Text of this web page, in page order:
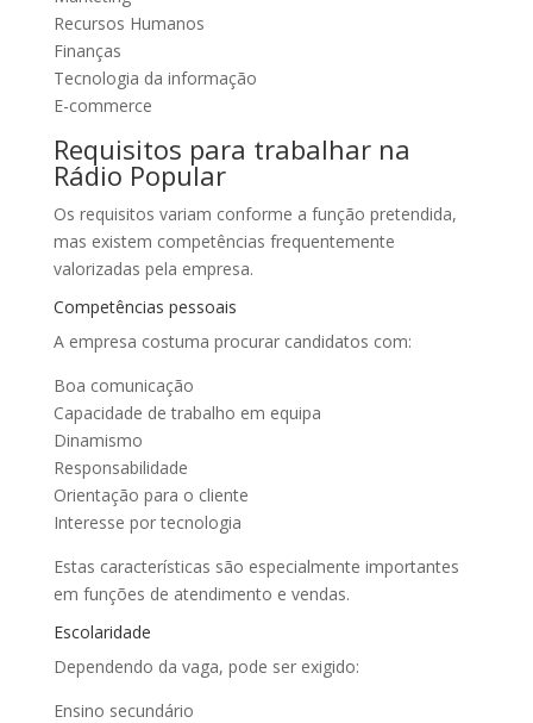
Recursos Humanos
Finanças
Tecnologia da informação
E-commerce
Requisitos para trabalhar na
Rádio Popular
Os requisitos variam conforme a função pretendida,
mas existem competências frequentemente
valorizadas pela empresa.
Competências pessoais
A empresa costuma procurar candidatos com:
Boa comunicação
Capacidade de trabalho em equipa
Dinamismo
Responsabilidade
Orientação para o cliente
Interesse por tecnologia
Estas características são especialmente importantes
em funções de atendimento e vendas.
Escolaridade
Dependendo da vaga, pode ser exigido:
Ensino secundário